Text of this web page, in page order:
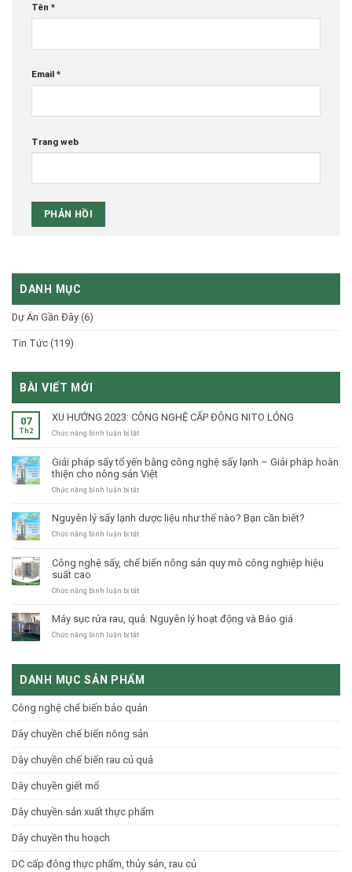
Tên *
Email *
Trang web
DANH MỤC
Dự Án Gần Đây (6)
Tin Tức (119)
BÀI VIẾT MỚI
07
Th2
XU HƯỚNG 2023: CÔNG NGHỆ CẤP ĐÔNG NITO LỎNG
Chức năng bình luận bị tắtở
2023:
CÔNG
NGHỆ
NITO
LỎNG
Giải pháp sấy tổ yến bằng công nghệ sấy lạnh – Giải pháp hoàn
thiện cho nông sản Việt
Chức năng bình luận bị tắtở
sấy
tổ
công
sấy
Giải
pháp
cho
nông
Nguyên lý sấy lạnh dược liệu như thế nào? Bạn cần biết?
Chức năng bình luận bị tắtở
sấy
dược
thế
nào?
biết?
Công nghệ sấy, chế biến nông sản quy mô công nghiệp hiệu
suất cao
Chức năng bình luận bị tắtở
sấy,
chế
quy
nghiệp
suất
Máy sục rửa rau, quả: Nguyên lý hoạt động và Báo giá
Chức năng bình luận bị tắtở
rau,
lý
động
Báo
giá
DANH MỤC SẢN PHẨM
Công nghệ chế biến bảo quản
Dây chuyền chế biến nông sản
Dây chuyền chế biến rau củ quả
Dây chuyền giết mổ
Dây chuyền sản xuất thực phẩm
Dây chuyền thu hoạch
DC cấp đông thực phẩm, thủy sản, rau củ